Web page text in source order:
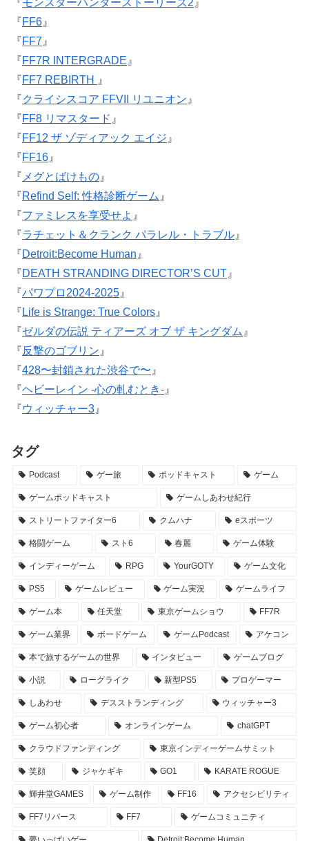
『モンスターハンターストーリーズ2』
『FF6』
『FF7』
『FF7R INTERGRADE』
『FF7 REBIRTH 』
『クライシスコア FFVII リユニオン』
『FF8 リマスタード 』
『FF12 ザ ゾディアック エイジ』
『FF16』
『メグとばけもの』
『Refind Self: 性格診断ゲーム』
『ファミレスを享受せよ 』
『ラチェット＆クランク パラレル・トラブル』
『Detroit:Become Human』
『DEATH STRANDING DIRECTOR’S CUT』
『パワプロ2024-2025』
『Life is Strange: True Colors』
『ゼルダの伝説 ティアーズ オブ ザ キングダム』
『反撃のゴブリン』
『428〜封鎖された渋谷で〜』
『ヘビーレイン -心の軋むとき-』
『ウィッチャー3』
タグ
Podcast ゲー旅 ポッドキャスト ゲーム
ゲームポッドキャスト ゲームしあわせ紀行
ストリートファイター6 クムハナ eスポーツ
格闘ゲーム スト6 春麗 ゲーム体験
インディーゲーム RPG YourGOTY ゲーム文化
PS5 ゲームレビュー ゲーム実況 ゲームライフ
ゲーム本 任天堂 東京ゲームショウ FF7R
ゲーム業界 ボードゲーム ゲームPodcast アケコン
本で旅するゲームの世界 インタビュー ゲームブログ
小説 ローグライク 新型PS5 プロゲーマー
しあわせ デスストランディング ウィッチャー3
ゲーム初心者 オンラインゲーム chatGPT
クラウドファンディング 東京インディーゲームサミット
笑顔 ジャケギキ GO1 KARATE ROGUE
輝井堂GAMES ゲーム制作 FF16 アクセシビリティ
FF7リバース FF7 ゲームコミュニティ